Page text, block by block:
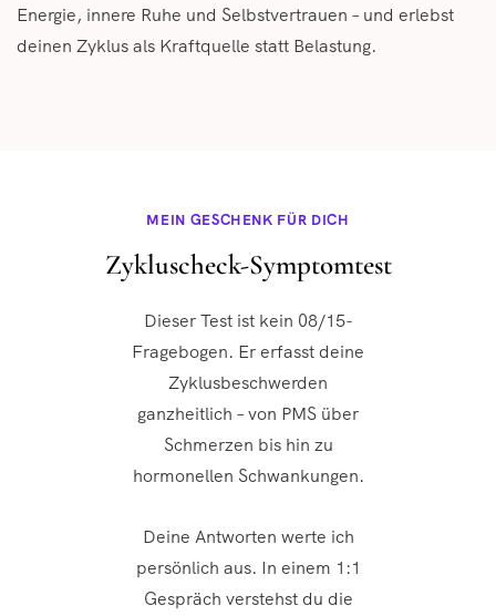
Energie, innere Ruhe und Selbstvertrauen – und erlebst
deinen Zyklus als Kraftquelle statt Belastung.
MEIN GESCHENK FÜR DICH
Zykluscheck-Symptomtest
Dieser Test ist kein 08/15-
Fragebogen. Er erfasst deine
Zyklusbeschwerden
ganzheitlich – von PMS über
Schmerzen bis hin zu
hormonellen Schwankungen.
Deine Antworten werte ich
persönlich aus. In einem 1:1
Gespräch verstehst du die